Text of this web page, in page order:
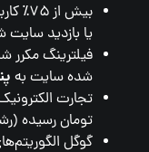
بیش
یا بازدید
فیلترینگ مکرر
شده سایت به
تومان رسیده (رشد ۴۵٪ نسبت به